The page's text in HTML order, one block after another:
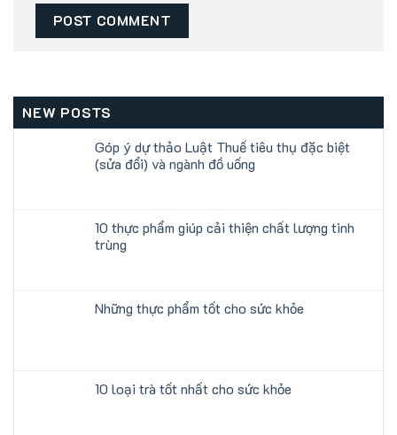
NEW POSTS
Góp ý dự thảo Luật Thuế tiêu thụ đặc biệt
(sửa đổi) và ngành đồ uống
10 thực phẩm giúp cải thiện chất lượng tinh
trùng
Những thực phẩm tốt cho sức khỏe
10 loại trà tốt nhất cho sức khỏe